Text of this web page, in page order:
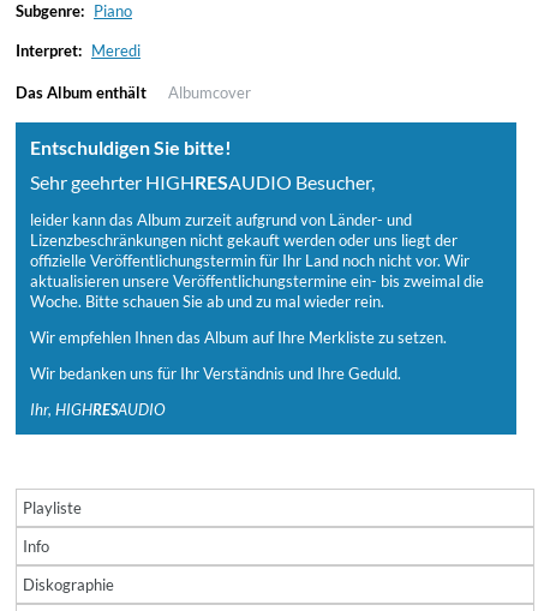
Subgenre: Piano
Interpret: Meredi
Das Album enthält Albumcover
Entschuldigen Sie bitte!
Sehr geehrter HIGHRESAUDIO Besucher,
leider kann das Album zurzeit aufgrund von Länder- und
Lizenzbeschränkungen nicht gekauft werden oder uns liegt der
offizielle Veröffentlichungstermin für Ihr Land noch nicht vor. Wir
aktualisieren unsere Veröffentlichungstermine ein- bis zweimal die
Woche. Bitte schauen Sie ab und zu mal wieder rein.
Wir empfehlen Ihnen das Album auf Ihre Merkliste zu setzen.
Wir bedanken uns für Ihr Verständnis und Ihre Geduld.
Ihr, HIGHRESAUDIO
Playliste
Info
Diskographie